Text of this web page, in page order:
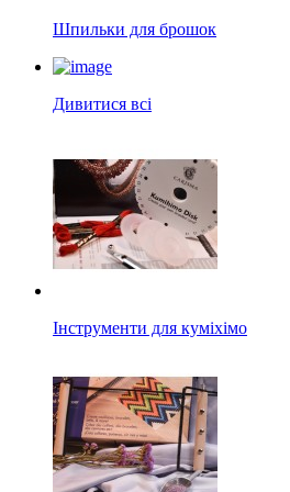
Шпильки для брошок
Дивитися всі
Інструменти для куміхімо